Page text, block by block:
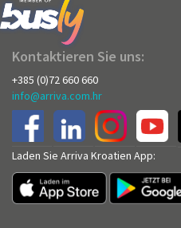
Kontaktieren Sie uns:
+385 (0)72 660 660
info@arriva.com.hr
Laden Sie Arriva Kroatien App: